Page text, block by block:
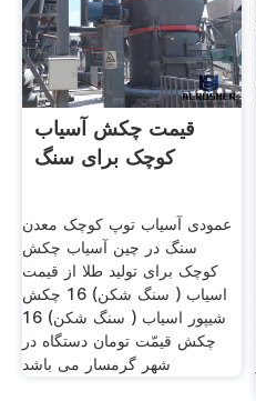
قیمت چکش آسیاب
کوچک برای سنگ
عمودی آسیاب توپ کوچک معدن
سنگ در چین آسیاب چکش
کوچک برای تولید طلا از قیمت
اسیاب ( سنگ شکن) 16 چكش
شیپور اسیاب ( سنگ شکن) 16
چکش قیمّت تومان دستگاه در
شهر گرمسار می باشد